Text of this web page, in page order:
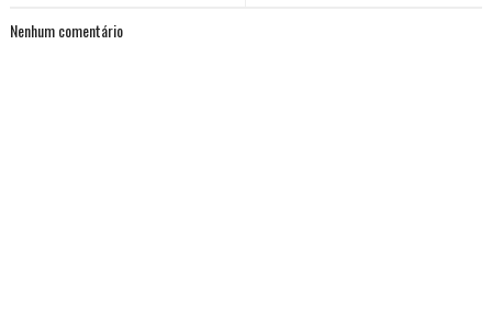
Nenhum comentário